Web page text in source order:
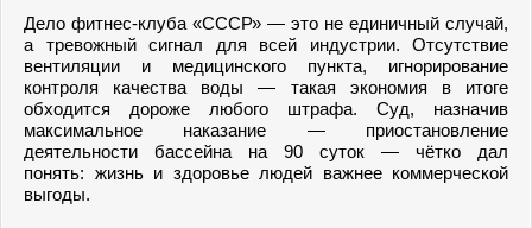
Дело фитнес-клуба «СССР» — это не единичный случай,
а тревожный сигнал для всей индустрии. Отсутствие
вентиляции и медицинского пункта, игнорирование
контроля качества воды — такая экономия в итоге
обходится дороже любого штрафа. Суд, назначив
максимальное наказание — приостановление
деятельности бассейна на 90 суток — чётко дал
понять: жизнь и здоровье людей важнее коммерческой
выгоды.